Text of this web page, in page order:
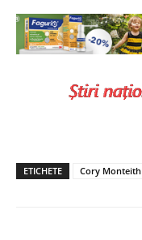
ETICHETE Cory Monteith